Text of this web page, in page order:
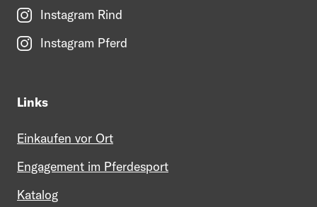
Instagram Rind
Instagram Pferd
Links
Einkaufen vor Ort
Engagement im Pferdesport
Katalog